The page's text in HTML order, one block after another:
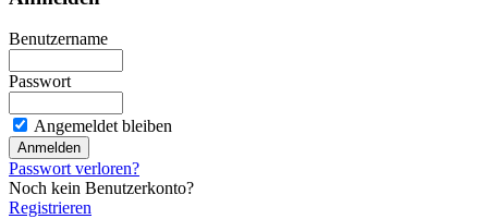
Benutzername
Passwort
Angemeldet bleiben
Passwort verloren?
Noch kein Benutzerkonto?
Registrieren